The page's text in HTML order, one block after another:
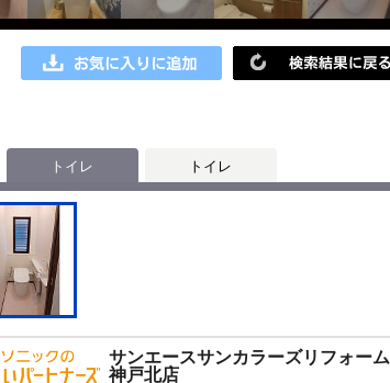
トイレ トイレ
サンエースサンカラーズリフォーム
神戸北店